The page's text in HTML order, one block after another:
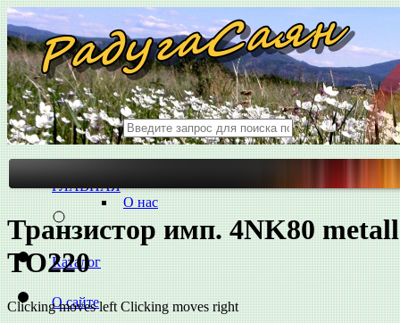
ГЛАВНАЯ
О нас
Каталог
О сайте
Транзистор имп. 4NK80 metall
TO220
Clicking moves left Clicking moves right